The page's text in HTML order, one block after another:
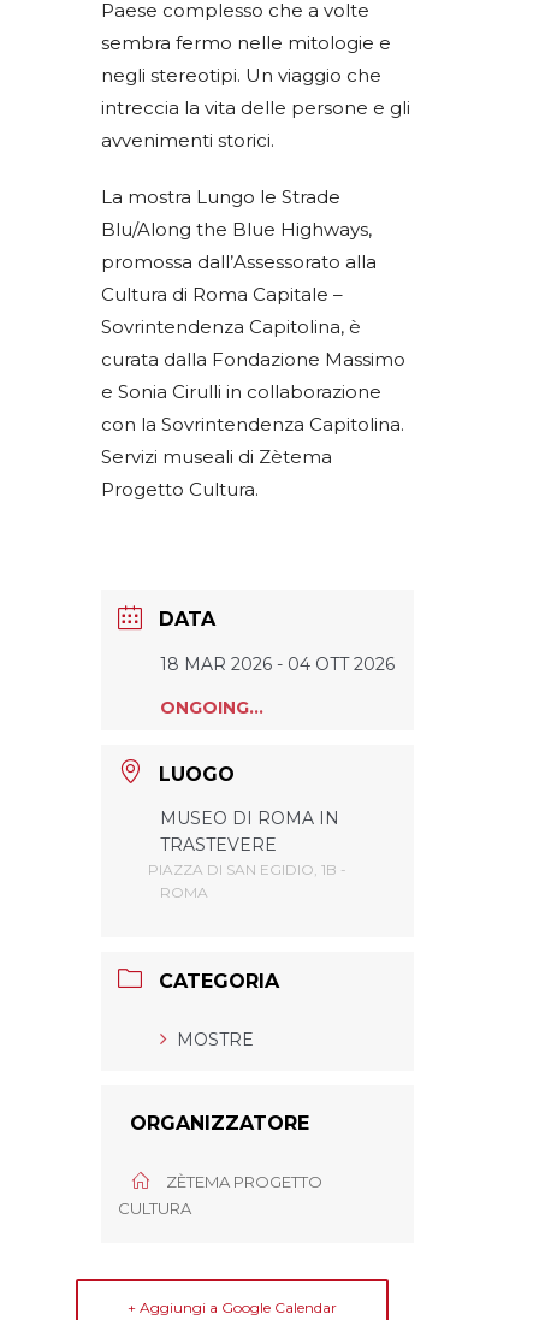
Paese complesso che a volte
sembra fermo nelle mitologie e
negli stereotipi. Un viaggio che
intreccia la vita delle persone e gli
avvenimenti storici.
La mostra Lungo le Strade
Blu/Along the Blue Highways,
promossa dall’Assessorato alla
Cultura di Roma Capitale –
Sovrintendenza Capitolina, è
curata dalla Fondazione Massimo
e Sonia Cirulli in collaborazione
con la Sovrintendenza Capitolina.
Servizi museali di Zètema
Progetto Cultura.
DATA
18 MAR 2026 - 04 OTT 2026
ONGOING...
LUOGO
MUSEO DI ROMA IN
TRASTEVERE
PIAZZA DI SAN EGIDIO, 1B -
ROMA
CATEGORIA
MOSTRE
ORGANIZZATORE
ZÈTEMA PROGETTO
CULTURA
+ Aggiungi a Google Calendar